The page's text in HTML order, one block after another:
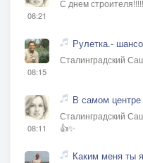
08:21
С днем
08:15
Рулетка.-
Сталинградский
08:11
В самом
Сталинградский
👍✨
Каким меня ты